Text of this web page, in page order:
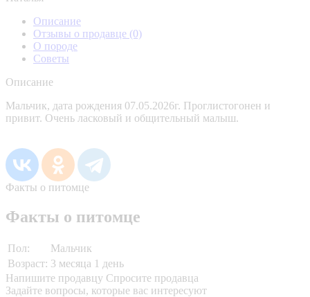
Описание
Отзывы о продавце (0)
О породе
Советы
Описание
Мальчик, дата рождения 07.05.2026г. Проглистогонен и
привит. Очень ласковый и общительный малыш.
Факты о питомце
Факты о питомце
Пол:
Мальчик
Возраст: 3 месяца 1 день
Напишите продавцу Спросите продавца
Задайте вопросы, которые вас интересуют